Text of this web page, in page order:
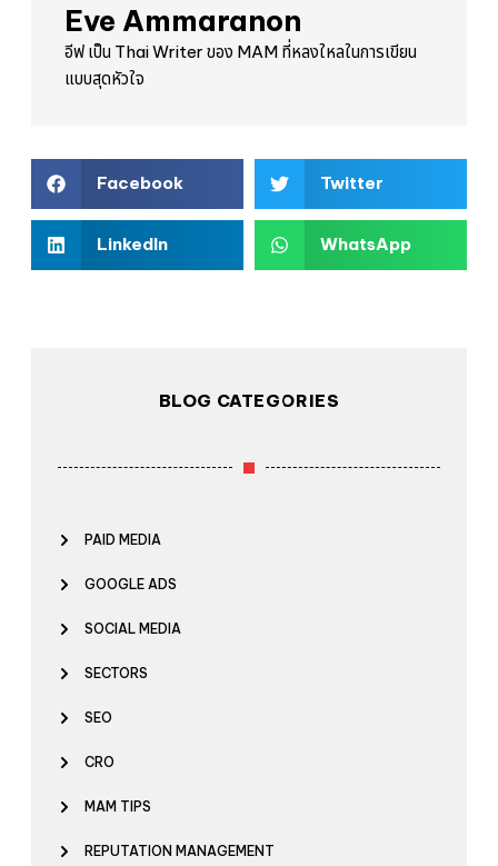
Eve Ammaranon
อีฟ เป็น Thai Writer ของ MAM ที่หลงใหลในการเขียน
แบบสุดหัวใจ
Facebook Twitter
LinkedIn WhatsApp
BLOG CATEGORIES
PAID MEDIA
GOOGLE ADS
SOCIAL MEDIA
SECTORS
SEO
CRO
MAM TIPS
REPUTATION MANAGEMENT